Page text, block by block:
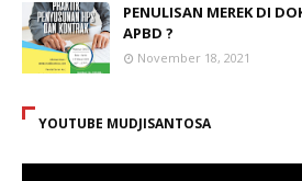
PENULISAN MEREK DI
APBD ?
November 18, 2021
YOUTUBE MUDJISANTOSA